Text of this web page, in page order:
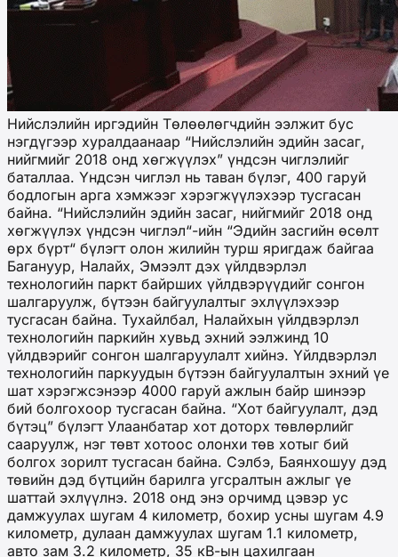
Нийслэлийн иргэдийн Төлөөлөгчдийн ээлжит бус
нэгдүгээр хуралдаанаар “Нийслэлийн эдийн засаг,
нийгмийг 2018 онд хөгжүүлэх” үндсэн чиглэлийг
баталлаа. Үндсэн чиглэл нь таван бүлэг, 400 гаруй
бодлогын арга хэмжээг хэрэгжүүлэхээр тусгасан
байна. “Нийслэлийн эдийн засаг, нийгмийг 2018 онд
хөгжүүлэх үндсэн чиглэл“-ийн “Эдийн засгийн өсөлт
өрх бүрт“ бүлэгт олон жилийн турш яригдаж байгаа
Багануур, Налайх, Эмээлт дэх үйлдвэрлэл
технологийн паркт байрших үйлдвэрүүдийг сонгон
шалгаруулж, бүтээн байгуулалтыг эхлүүлэхээр
тусгасан байна. Тухайлбал, Налайхын үйлдвэрлэл
технологийн паркийн хувьд эхний ээлжинд 10
үйлдвэрийг сонгон шалгаруулалт хийнэ. Үйлдвэрлэл
технологийн паркуудын бүтээн байгуулалтын эхний үе
шат хэрэгжсэнээр 4000 гаруй ажлын байр шинээр
бий болгохоор тусгасан байна. “Хот байгуулалт, дэд
бүтэц” бүлэгт Улаанбатар хот доторх төвлөрлийг
сааруулж, нэг төвт хотоос олонхи төв хотыг бий
болгох зорилт тусгасан байна. Сэлбэ, Баянхошуу дэд
төвийн дэд бүтцийн барилга угсралтын ажлыг үе
шаттай эхлүүлнэ. 2018 онд энэ орчимд цэвэр ус
дамжуулах шугам 4 километр, бохир усны шугам 4.9
километр, дулаан дамжуулах шугам 1.1 километр,
авто зам 3.2 километр, 35 кВ-ын цахилгаан